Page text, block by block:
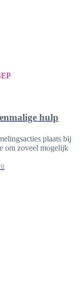
hulp
plaats bij
om zoveel mogelijk